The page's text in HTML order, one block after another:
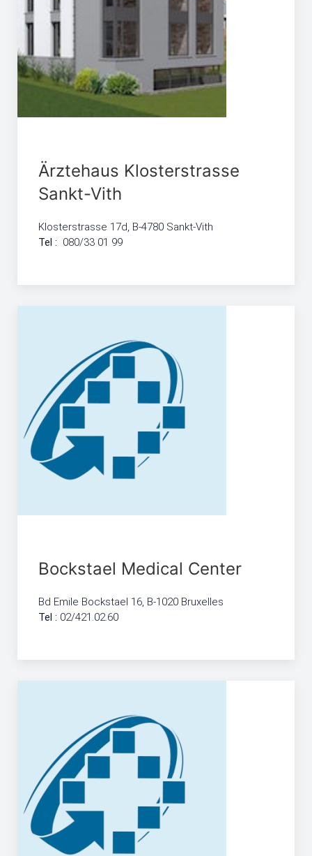
Ärztehaus Klosterstrasse
Sankt-Vith
Klosterstrasse 17d, B-4780 Sankt-Vith
Tel : 080/33 01 99
Bockstael Medical Center
Bd Emile Bockstael 16, B-1020 Bruxelles
Tel : 02/421.02.60